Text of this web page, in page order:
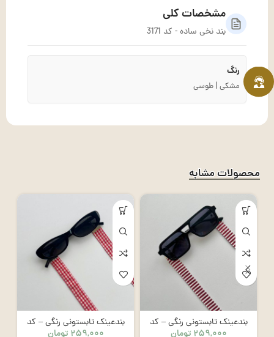
مشخصات کلی
بند نخی ساده - کد 3171
رنگ
مشکی | طوسی
محصولات مشابه
بندعینک تابستونی رنگی – کد
۲۵۹,۰۰۰ تومان
بندعینک تابستونی رنگی – کد
۲۵۹,۰۰۰ تومان